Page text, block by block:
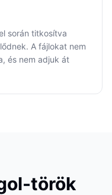
során titkosítva
A fájlokat nem
és nem adjuk át
török